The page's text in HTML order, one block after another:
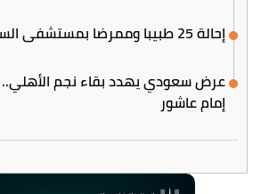
إحالة 25 طبيبا وممرضا بمستشفى السادات إلى التحقيق
عرض سعودي يهدد بقاء نجم
إمام عاشور